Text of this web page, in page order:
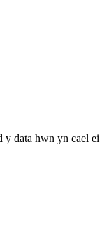
data hwn yn cael ei